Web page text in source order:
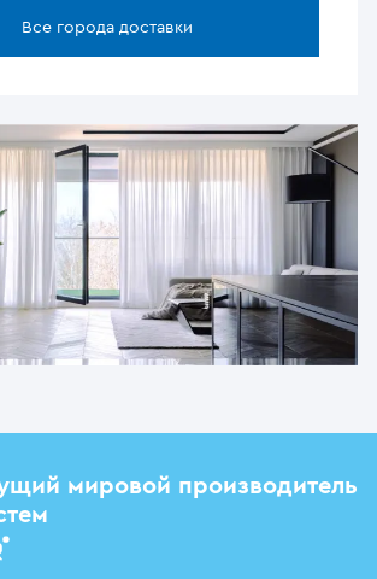
Все города доставки
мировой производитель